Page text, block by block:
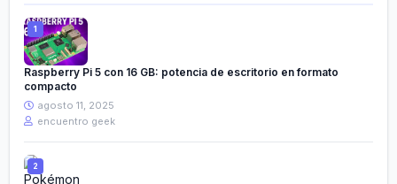
Raspberry Pi 5 con 16 GB: potencia de escritorio en formato
compacto
agosto 11, 2025
encuentro geek